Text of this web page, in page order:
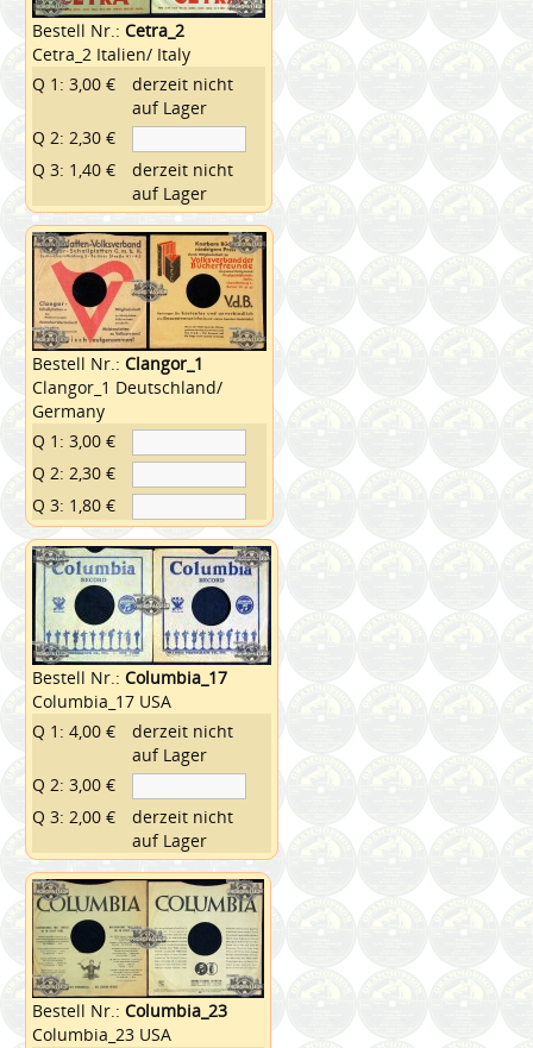
Bestell Nr.:Cetra_2
Cetra_2 Italien/ Italy
Q 1: 3,00 €
derzeit nicht
auf Lager
Q 2: 2,30 €
Q 3: 1,40 €
derzeit nicht
auf Lager
Bestell Nr.:Clangor_1
Clangor_1 Deutschland/
Germany
Q 1: 3,00 €
Q 2: 2,30 €
Q 3: 1,80 €
Bestell Nr.:Columbia_17
Columbia_17 USA
Q 1: 4,00 €
derzeit nicht
auf Lager
Q 2: 3,00 €
Q 3: 2,00 €
derzeit nicht
auf Lager
Bestell Nr.:Columbia_23
Columbia_23 USA